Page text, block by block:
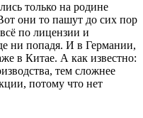
только на родине
они то пашут до сих пор
по лицензии и
ни попадя. И в Германии,
в Китае. А как известно:
тем сложнее
потому что нет